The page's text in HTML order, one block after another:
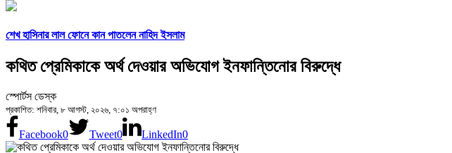
শেখ হাসিনার লাল ফোনে কান পাতলেন নাহিদ ইসলাম
কথিত প্রেমিকাকে অর্থ দেওয়ার অভিযোগ ইনফান্তিনোর বিরুদ্ধে
স্পোর্টস ডেস্ক
প্রকাশিত: শনিবার, ৮ আগস্ট, ২০২৬, ৭:০১ অপরাহ্ণ
Facebook0 Tweet0 LinkedIn0